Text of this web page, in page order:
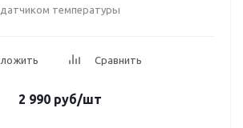
датчиком температуры
2 990 руб/шт